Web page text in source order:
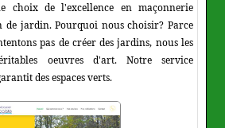
choix de l'excellence en maçonnerie
de jardin. Pourquoi nous choisir? Parce
pas de créer des jardins, nous les
oeuvres d'art. Notre service
des espaces verts.